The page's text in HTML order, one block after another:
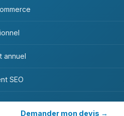
annuel
SEO
Demander mon devis →